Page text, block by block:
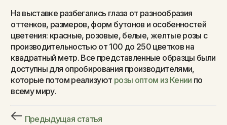
На выставке разбегались глаза от разнообразия
оттенков, размеров, форм бутонов и особенностей
цветения: красные, розовые, белые, желтые розы с
производительностью от 100 до 250 цветков на
квадратный метр. Все представленные образцы были
доступны для опробирования производителями,
которые потом реализуют розы оптом из Кении по
всему миру.
Предыдущая статья